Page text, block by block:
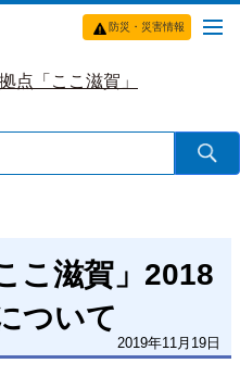
防災・災害情報
点「ここ滋賀」
こ滋賀」2018
ついて
2019年11月19日